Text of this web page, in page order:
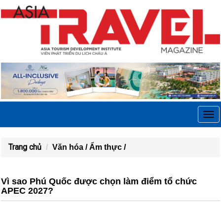
Trang chủ Văn hóa /Ẩm thực /
Vì sao Phú Quốc được chọn làm điểm tổ chức
APEC 2027?